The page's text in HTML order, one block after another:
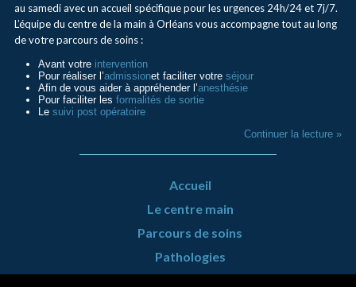
au samedi avec un accueil spécifique pour les urgences 24h/24 et 7j/7.
L’équipe du centre de la main à Orléans vous accompagne tout au long
de votre parcours de soins :
Avant votre intervention
Pour réaliser l’admissionet faciliter votre séjour
Afin de vous aider à appréhender l’anesthésie
Pour faciliter les formalités de sortie
Le suivi post opératoire
Continuer la lecture »
Accueil
Le centre main
Parcours de soins
Pathologies